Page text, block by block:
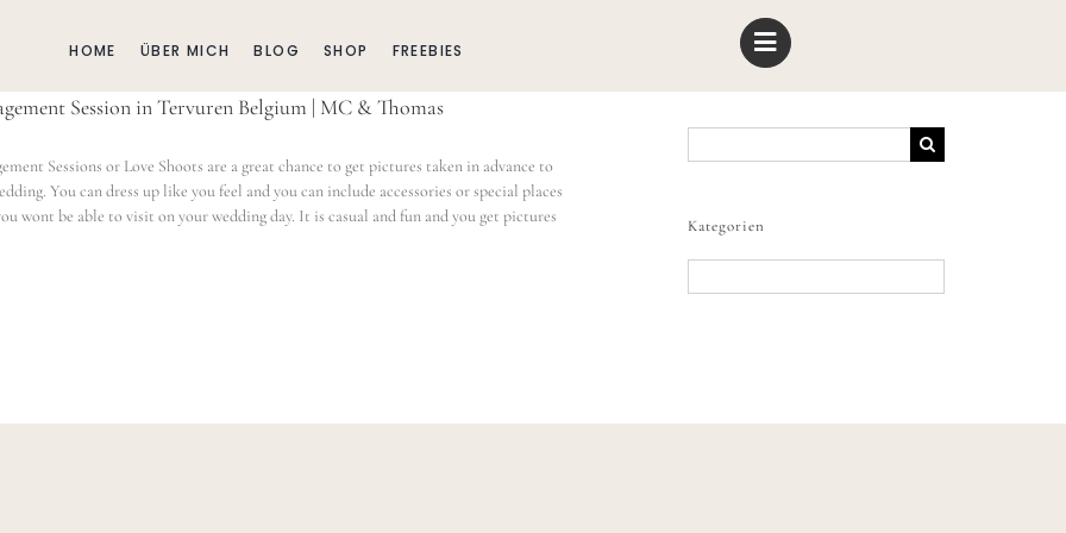
HOME ÜBER MICH BLOG SHOP FREEBIES
Session in Tervuren Belgium | MC & Thomas
Sessions or Love Shoots are a great chance to get pictures taken in advance to
You can dress up like you feel and you can include accessories or special places
wont be able to visit on your wedding day. It is casual and fun and you get pictures
nach:
Kategorien